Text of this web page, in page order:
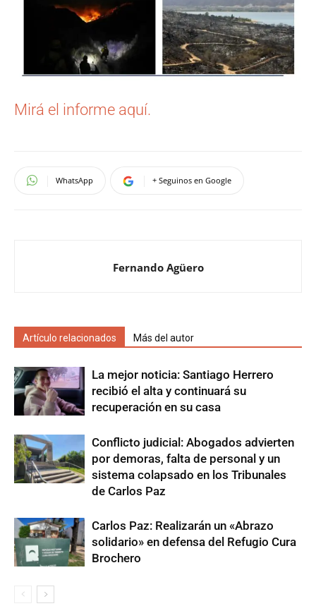
Mirá el informe aquí.
WhatsApp + Seguinos en Google
Fernando Agüero
Artículo relacionados Más del autor
La mejor noticia: Santiago Herrero
recibió el alta y continuará su
recuperación en su casa
Conflicto judicial: Abogados advierten
por demoras, falta de personal y un
sistema colapsado en los Tribunales
de Carlos Paz
Carlos Paz: Realizarán un «Abrazo
solidario» en defensa del Refugio Cura
Brochero